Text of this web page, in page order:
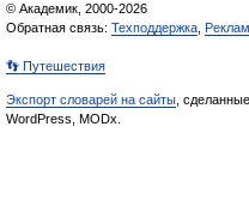
© Академик, 2000-2026
Обратная связь: Техподдержка
👣 Путешествия
Экспорт словарей на сайты ,
WordPress, MODx.